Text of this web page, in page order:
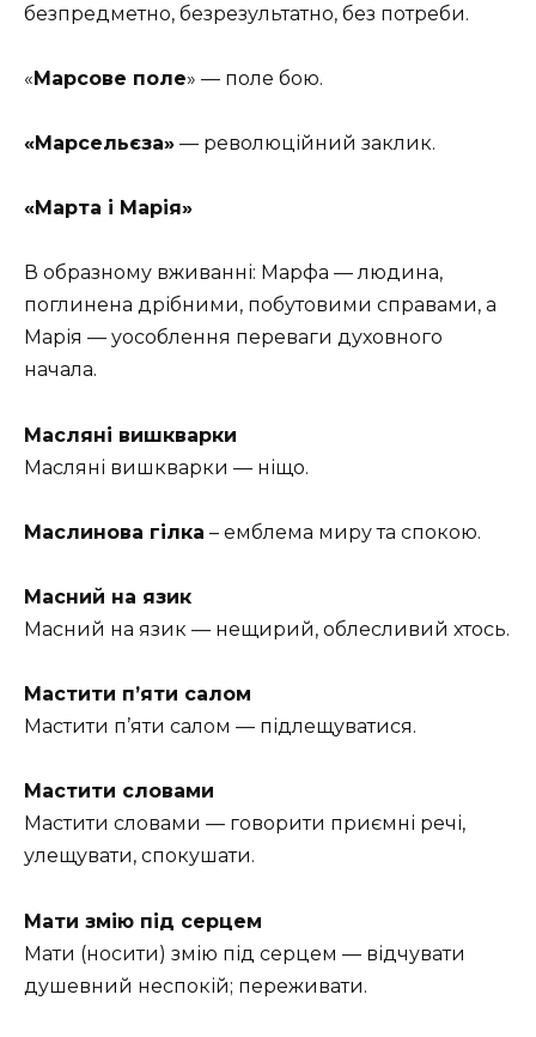
безпредметно, безрезультатно, без потреби.
«Марсове поле» — поле бою.
«Марсельєза» — революційний заклик.
«Марта і Марія»
В образному вживанні: Марфа — людина,
поглинена дрібними, побутовими справами, а
Марія — уособлення переваги духовного
начала.
Масляні вишкварки
Масляні вишкварки — ніщо.
Маслинова гілка – емблема миру та спокою.
Масний на язик
Масний на язик — нещирий, облесливий хтось.
Мастити п’яти салом
Мастити п’яти салом — підлещуватися.
Мастити словами
Мастити словами — говорити приємні речі,
улещувати, спокушати.
Мати змію під серцем
Мати (носити) змію під серцем — відчувати
душевний неспокій; переживати.